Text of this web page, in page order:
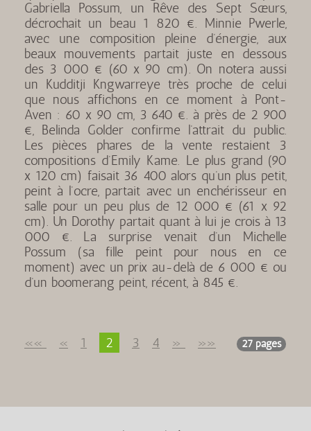
Gabriella Possum, un Rêve des Sept Sœurs,
décrochait un beau 1 820 €. Minnie Pwerle,
avec une composition pleine d’énergie, aux
beaux mouvements partait juste en dessous
des 3 000 € (60 x 90 cm). On notera aussi
un Kudditji Kngwarreye très proche de celui
que nous affichons en ce moment à Pont-
Aven : 60 x 90 cm, 3 640 €. à près de 2 900
€, Belinda Golder confirme l’attrait du public.
Les pièces phares de la vente restaient 3
compositions d’Emily Kame. Le plus grand (90
x 120 cm) faisait 36 400 alors qu’un plus petit,
peint à l’ocre, partait avec un enchérisseur en
salle pour un peu plus de 12 000 € (61 x 92
cm). Un Dorothy partait quant à lui je crois à 13
000 €. La surprise venait d’un Michelle
Possum (sa fille peint pour nous en ce
moment) avec un prix au-delà de 6 000 € ou
d’un boomerang peint, récent, à 845 €.
«« « 1 2 3 4 » »» 27 pages